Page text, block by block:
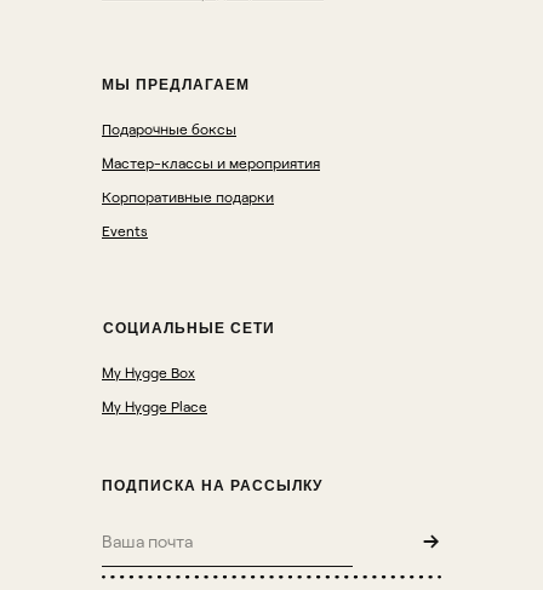
МЫ ПРЕДЛАГАЕМ
СОЦИАЛЬНЫЕ СЕТИ
→
ПОДПИСКА НА РАССЫЛКУ
Подарочные боксы
Мастер-классы и мероприятия
Корпоративные подарки
Events
My Hygge Box
My Hygge Place